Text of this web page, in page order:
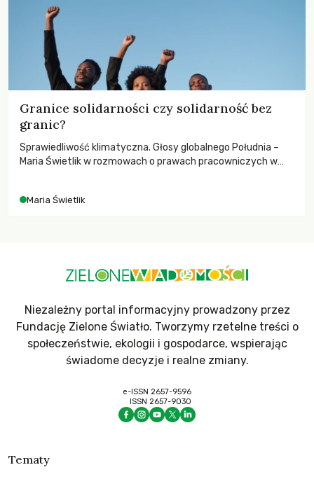
Granice solidarności czy solidarność bez
granic?
Sprawiedliwość klimatyczna. Głosy globalnego Południa –
Maria Świetlik w rozmowach o prawach pracowniczych w
Maria Świetlik
Niezależny portal informacyjny prowadzony przez
Fundację Zielone Światło. Tworzymy rzetelne treści o
społeczeństwie, ekologii i gospodarce, wspierając
świadome decyzje i realne zmiany.
e-ISSN 2657-9596
ISSN 2657-9030
Tematy